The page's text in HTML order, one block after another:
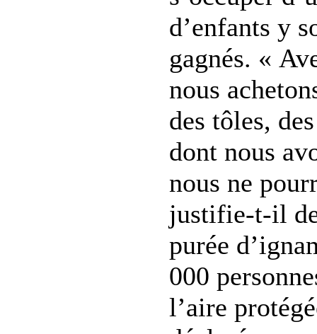
d’enfants y
gagnés. «
nous
des tôles,
dont nous
nous ne
justifie-t-il
purée
000
l’aire